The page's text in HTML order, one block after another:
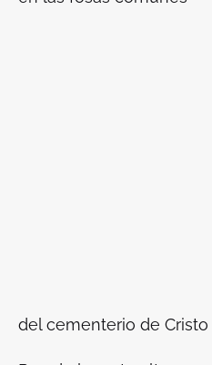
del cementerio de Cristo